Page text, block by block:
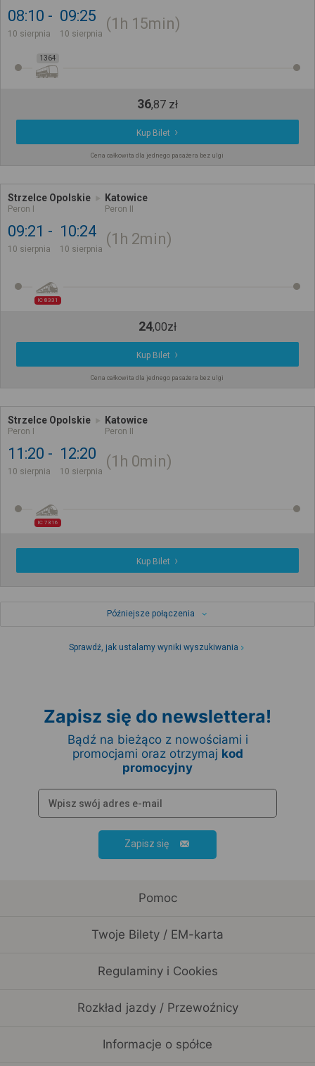
08:10
10 sierpnia
09:25
10 sierpnia
1h 15min
1364
36,87 zł
Kup Bilet
Cena całkowita dla jednego pasażera bez ulgi
Strzelce Opolskie
Peron I
Katowice
Peron II
09:21
10 sierpnia
10:24
10 sierpnia
1h 2min
IC 8331
24,00zł
Kup Bilet
Cena całkowita dla jednego pasażera bez ulgi
Strzelce Opolskie
Peron I
Katowice
Peron II
11:20
10 sierpnia
12:20
10 sierpnia
1h 0min
IC 7316
Kup Bilet
Późniejsze połączenia
Sprawdź, jak ustalamy wyniki wyszukiwania
Zapisz się do newslettera!
Bądź na bieżąco z nowościami i
promocjami oraz otrzymaj kod
promocyjny
Zapisz się
Pomoc
Twoje Bilety / EM-karta
Regulaminy i Cookies
Rozkład jazdy / Przewoźnicy
Informacje o spółce